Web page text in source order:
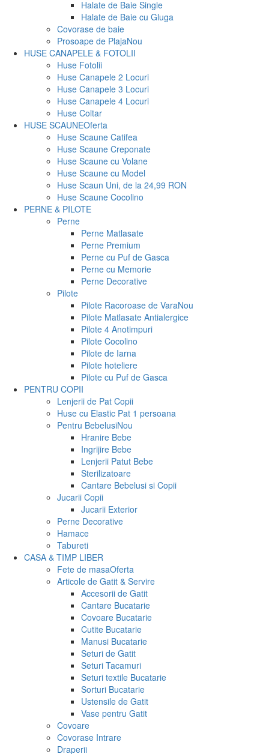
Halate de Baie Single
Halate de Baie cu Gluga
Covorase de baie
Prosoape de PlajaNou
HUSE CANAPELE & FOTOLII
Huse Fotolii
Huse Canapele 2 Locuri
Huse Canapele 3 Locuri
Huse Canapele 4 Locuri
Huse Coltar
HUSE SCAUNEOferta
Huse Scaune Catifea
Huse Scaune Creponate
Huse Scaune cu Volane
Huse Scaune cu Model
Huse Scaun Uni, de la 24,99 RON
Huse Scaune Cocolino
PERNE & PILOTE
Perne
Perne Matlasate
Perne Premium
Perne cu Puf de Gasca
Perne cu Memorie
Perne Decorative
Pilote
Pilote Racoroase de VaraNou
Pilote Matlasate Antialergice
Pilote 4 Anotimpuri
Pilote Cocolino
Pilote de Iarna
Pilote hoteliere
Pilote cu Puf de Gasca
PENTRU COPII
Lenjerii de Pat Copii
Huse cu Elastic Pat 1 persoana
Pentru BebelusiNou
Hranire Bebe
Ingrijire Bebe
Lenjerii Patut Bebe
Sterilizatoare
Cantare Bebelusi si Copii
Jucarii Copii
Jucarii Exterior
Perne Decorative
Hamace
Tabureti
CASA & TIMP LIBER
Fete de masaOferta
Articole de Gatit & Servire
Accesorii de Gatit
Cantare Bucatarie
Covoare Bucatarie
Cutite Bucatarie
Manusi Bucatarie
Seturi de Gatit
Seturi Tacamuri
Seturi textile Bucatarie
Sorturi Bucatarie
Ustensile de Gatit
Vase pentru Gatit
Covoare
Covorase Intrare
Draperii